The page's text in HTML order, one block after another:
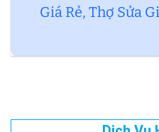
Giá Rẻ, Thợ Sửa